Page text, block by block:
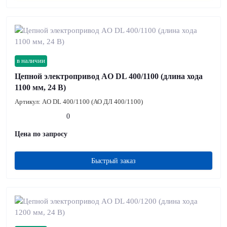
в наличии
Цепной электропривод AO DL 400/1100 (длина хода
1100 мм, 24 В)
Артикул: AO DL 400/1100 (АО ДЛ 400/1100)
0
Цена по запросу
Быстрый заказ